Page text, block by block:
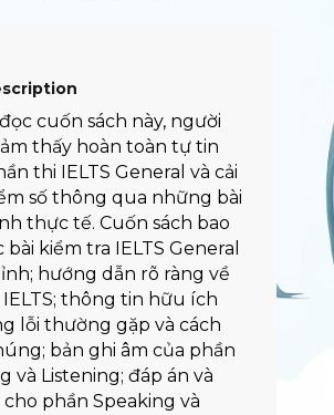
cuốn sách này, người
thấy hoàn toàn tự tin
thi IELTS General và cải
số thông qua những bài
thực tế. Cuốn sách bao
bài kiểm tra IELTS General
hướng dẫn rõ ràng về
thông tin hữu ích
lỗi thường gặp và cách
bản ghi âm của phần
và Listening; đáp án và
cho phần Speaking và